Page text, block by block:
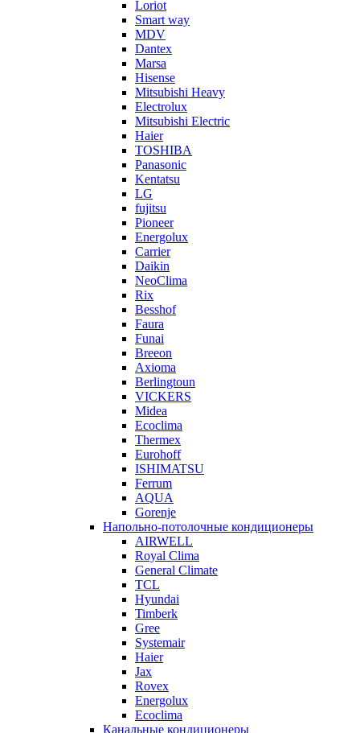
Loriot
Smart way
MDV
Dantex
Marsa
Hisense
Mitsubishi Heavy
Electrolux
Mitsubishi Electric
Haier
TOSHIBA
Panasonic
Kentatsu
LG
fujitsu
Pioneer
Energolux
Carrier
Daikin
NeoClima
Rix
Besshof
Faura
Funai
Breeon
Axioma
Berlingtoun
VICKERS
Midea
Ecoclima
Thermex
Eurohoff
ISHIMATSU
Ferrum
AQUA
Gorenje
Напольно-потолочные кондиционеры
AIRWELL
Royal Clima
General Climate
TCL
Hyundai
Timberk
Gree
Systemair
Haier
Jax
Rovex
Energolux
Ecoclima
Канальные кондиционеры